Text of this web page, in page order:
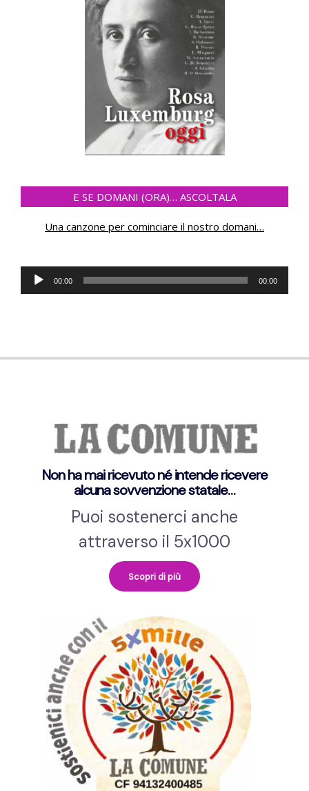
E SE DOMANI (ORA)… ASCOLTALA
Una canzone per cominciare il nostro domani…
Lecteur
audio
00:00 00:00
Non ha mai ricevuto né intende ricevere
alcuna sovvenzione statale…
Puoi sostenerci anche
attraverso il 5x1000
Scopri di più